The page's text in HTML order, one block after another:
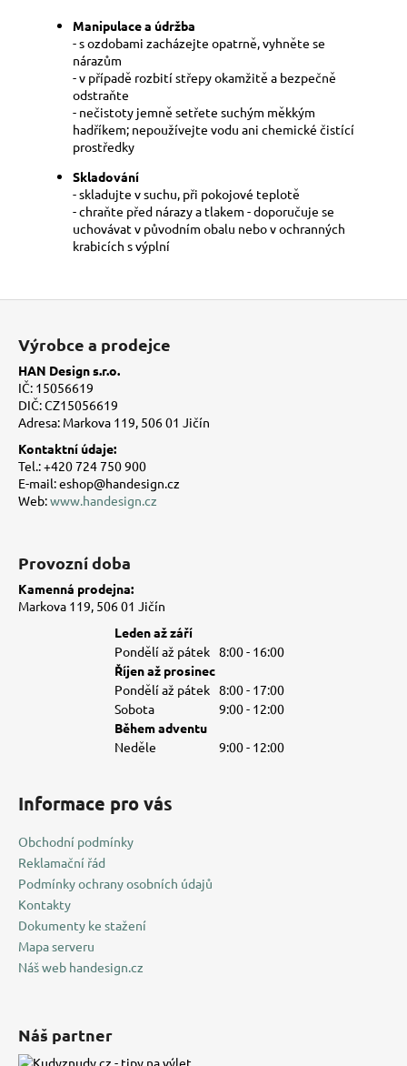
Manipulace a údržba
- s ozdobami zacházejte opatrně, vyhněte se
nárazům
- v případě rozbití střepy okamžitě a bezpečně
odstraňte
- nečistoty jemně setřete suchým měkkým
hadříkem; nepoužívejte vodu ani chemické čistící
prostředky
Skladování
- skladujte v suchu, při pokojové teplotě
- chraňte před nárazy a tlakem - doporučuje se
uchovávat v původním obalu nebo v ochranných
krabicích s výplní
Výrobce a prodejce
HAN Design s.r.o.
IČ: 15056619
DIČ: CZ15056619
Adresa: Markova 119, 506 01 Jičín
Kontaktní údaje:
Tel.: +420 724 750 900
E-mail: eshop@handesign.cz
Web:www.handesign.cz
Provozní doba
Kamenná prodejna:
Markova 119, 506 01 Jičín
Leden až září
Pondělí až pátek 8:00 - 16:00
Říjen až prosinec
Pondělí až pátek 8:00 - 17:00
Sobota
9:00 - 12:00
Během adventu
Neděle
9:00 - 12:00
Informace pro vás
Obchodní podmínky
Reklamační řád
Podmínky ochrany osobních údajů
Kontakty
Dokumenty ke stažení
Mapa serveru
Náš web handesign.cz
Náš partner